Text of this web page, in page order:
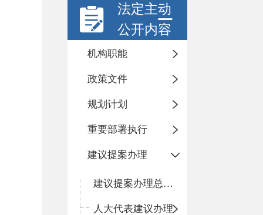
法定主动
公开内容
机构职能
政策文件
规划计划
重要部署执行
建议提案办理
建议提案办理总体情况
人大代表建议办理